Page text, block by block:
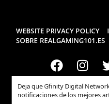
Deja que Gfinity Digital
notificaciones de los mejores
WEBSITE PRIVACY POLICY
SOBRE REALGAMING101.ES
Todos los derechos